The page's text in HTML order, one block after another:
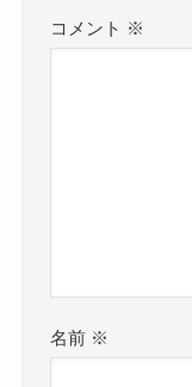
コメント ※
名前 ※